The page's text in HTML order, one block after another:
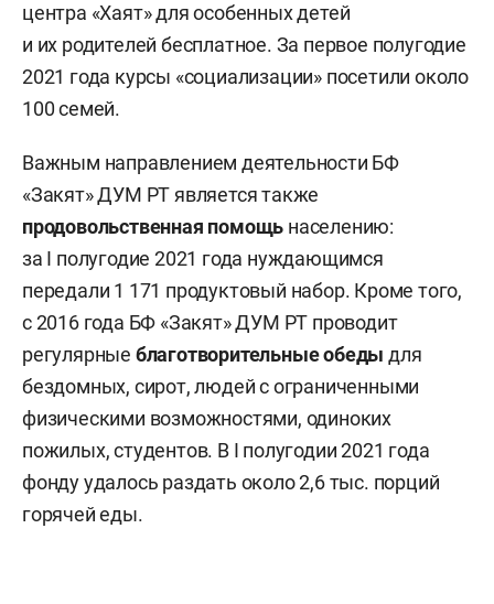
центра «Хаят» для особенных детей
и их родителей бесплатное. За первое полугодие
2021 года курсы «социализации» посетили около
100 семей.
Важным направлением деятельности БФ
«Закят» ДУМ РТ является также
продовольственная помощь населению:
за I полугодие 2021 года нуждающимся
передали 1 171 продуктовый набор. Кроме того,
с 2016 года БФ «Закят» ДУМ РТ проводит
регулярные благотворительные обеды для
бездомных, сирот, людей с ограниченными
физическими возможностями, одиноких
пожилых, студентов. В I полугодии 2021 года
фонду удалось раздать около 2,6 тыс. порций
горячей еды.